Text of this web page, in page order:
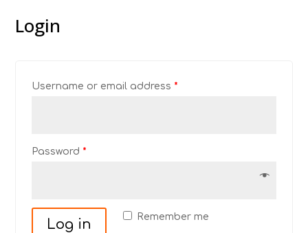
Login
Username or email address *
Password *
Remember me
Log in